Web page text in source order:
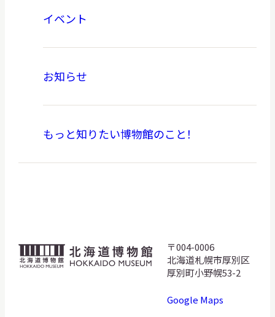
イベント
お知らせ
もっと知りたい博物館のこと！
北
海
〒004-0006
北海道札幌市厚別区
厚別町小野幌53-2
Google Maps